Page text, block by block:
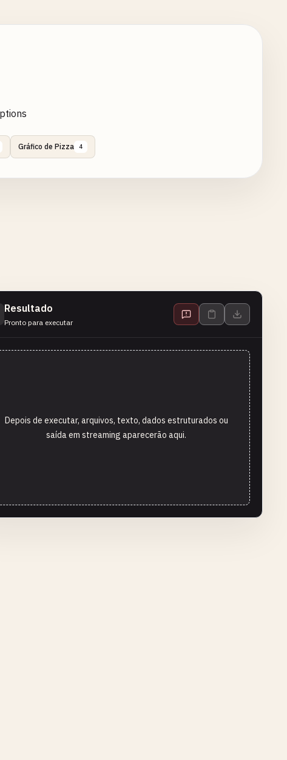
Gráfico de Pizza 4
Resultado
Pronto para executar
Depois de executar, arquivos, texto, dados estruturados ou
saída em streaming aparecerão aqui.